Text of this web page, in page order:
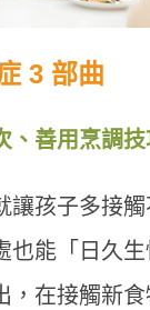
3 部曲
、善用烹調技
讓孩子多接
也能「日久
，在接觸新